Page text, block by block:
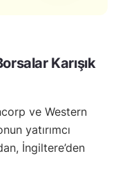
Karışık
ve Western
yatırımcı
İngiltere’den